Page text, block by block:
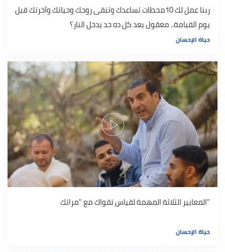
ربنا عمل لك 10محطات تساعدك وتنقى روحك وحياتك وآخرتك قبل
يوم القيامة.. معقول بعد كل ده حد يدخل النار؟
حياة الإحسان
"المعايير الثلاثة المهمة لقياس تقواك مع "مراتك
حياة الإحسان